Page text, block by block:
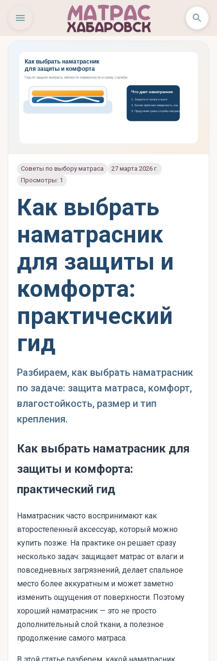
Советы по выбору матраса
27 марта 2026 г.
Просмотры: 1
Как выбрать
наматрасник
для защиты и
комфорта:
практический
гид
Разбираем, как выбрать наматрасник
по задаче: защита матраса, комфорт,
влагостойкость, размер и тип
крепления.
Как выбрать наматрасник для
защиты и комфорта:
практический гид
Наматрасник часто воспринимают как
второстепенный аксессуар, который можно
купить позже. На практике он решает сразу
несколько задач: защищает матрас от влаги и
повседневных загрязнений, делает спальное
место более аккуратным и может заметно
изменить ощущения от поверхности. Поэтому
хороший наматрасник — это не просто
дополнительный слой ткани, а полезное
продолжение самого матраса.